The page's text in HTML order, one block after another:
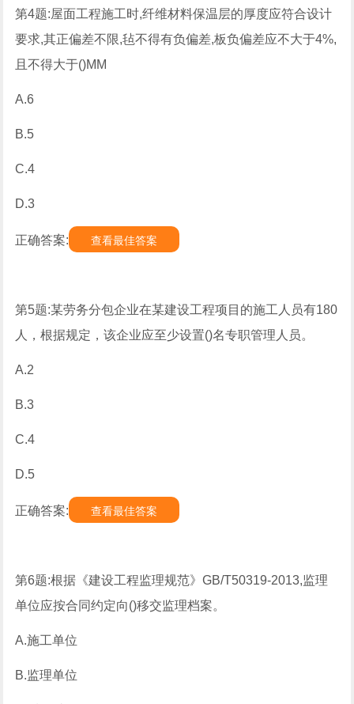
第4题:屋面工程施工时,纤维材料保温层的厚度应符合设计
要求,其正偏差不限,毡不得有负偏差,板负偏差应不大于4%,
且不得大于()MM
A.6
B.5
C.4
D.3
正确答案: 查看最佳答案
第5题:某劳务分包企业在某建设工程项目的施工人员有180
人，根据规定，该企业应至少设置()名专职管理人员。
A.2
B.3
C.4
D.5
正确答案: 查看最佳答案
第6题:根据《建设工程监理规范》GB/T50319-2013,监理
单位应按合同约定向()移交监理档案。
A.施工单位
B.监理单位